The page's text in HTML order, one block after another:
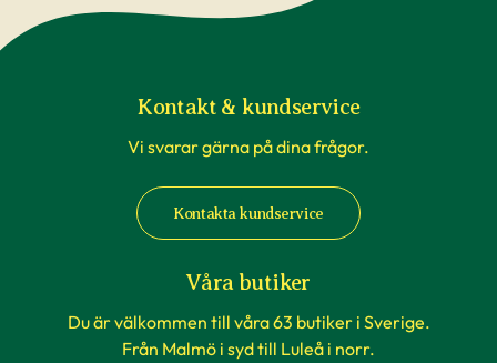
Kontakt & kundservice
Vi svarar gärna på dina frågor.
Kontakta kundservice
Våra butiker
Du är välkommen till våra 63 butiker i Sverige.
Från Malmö i syd till Luleå i norr.